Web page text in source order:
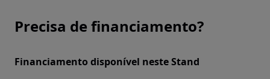
Precisa de financiamento?
Financiamento disponível neste Stand